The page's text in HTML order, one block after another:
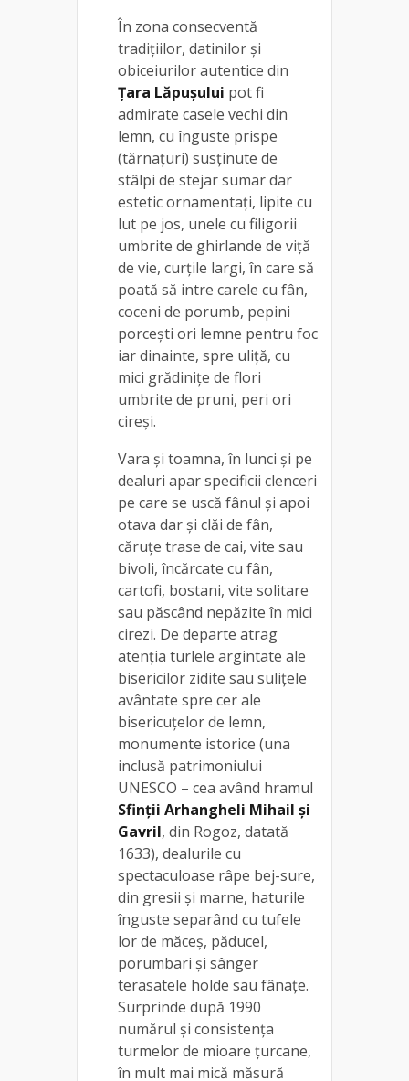
În zona consecventă
tradițiilor, datinilor și
obiceiurilor autentice din
Țara Lăpușului pot fi
admirate casele vechi din
lemn, cu înguste prispe
(tărnațuri) susţinute de
stâlpi de stejar sumar dar
estetic ornamentaţi, lipite cu
lut pe jos, unele cu filigorii
umbrite de ghirlande de viţă
de vie, curţile largi, în care să
poată să intre carele cu fân,
coceni de porumb, pepini
porceşti ori lemne pentru foc
iar dinainte, spre uliţă, cu
mici grădiniţe de flori
umbrite de pruni, peri ori
cireşi.
Vara și toamna, în lunci și pe
dealuri apar specificii clenceri
pe care se uscă fânul și apoi
otava dar și clăi de fân,
căruțe trase de cai, vite sau
bivoli, încărcate cu fân,
cartofi, bostani, vite solitare
sau păscând nepăzite în mici
cirezi. De departe atrag
atenţia turlele argintate ale
bisericilor zidite sau suliţele
avântate spre cer ale
bisericuţelor de lemn,
monumente istorice (una
inclusă patrimoniului
UNESCO – cea având hramul
Sfinții Arhangheli Mihail şi
Gavril, din Rogoz, datată
1633), dealurile cu
spectaculoase râpe bej-sure,
din gresii şi marne, haturile
înguste separând cu tufele
lor de măceş, păducel,
porumbari și sânger
terasatele holde sau fânaţe.
Surprinde după 1990
numărul şi consistenţa
turmelor de mioare ţurcane,
în mult mai mică măsură